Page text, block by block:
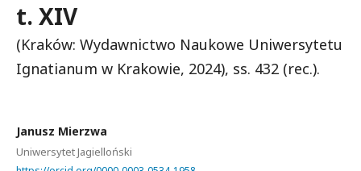
t. XIV
(Kraków: Wydawnictwo Naukowe Uniwersytetu
Ignatianum w Krakowie, 2024), ss. 432 (rec.).
Janusz Mierzwa
Uniwersytet Jagielloński